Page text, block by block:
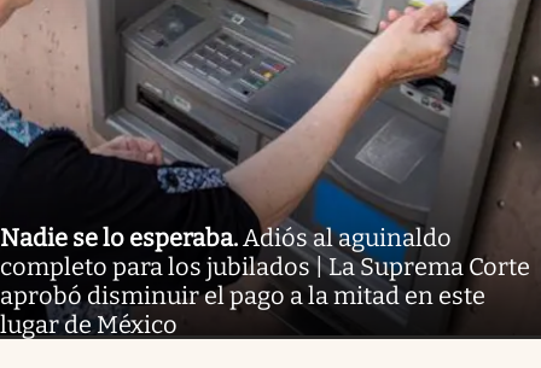
Nadie se lo esperaba.Adiós al aguinaldo
completo para los jubilados | La Suprema Corte
aprobó disminuir el pago a la mitad en este
lugar de México